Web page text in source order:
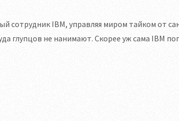
сотрудник IBM, управляя миром тайком от
глупцов не нанимают. Скорее уж сама IBM